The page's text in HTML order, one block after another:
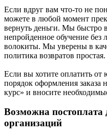
Если вдруг вам что-то не
можете в любой момент
вернуть деньги. Мы быстро
непройденное обучение
волокиты. Мы уверены в
политика возвратов простая.
Если вы хотите оплатить от
порядок оформления заказа
курс» и вносите
Возможна
организаций